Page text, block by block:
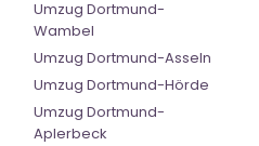
Umzug Dortmund-
Wambel
Umzug Dortmund-Asseln
Umzug Dortmund-Hörde
Umzug Dortmund-
Aplerbeck